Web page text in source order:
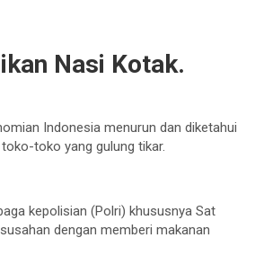
Nasi Kotak.
Indonesia menurun dan diketahui
toko yang gulung tikar.
kepolisian (Polri) khususnya Sat
dengan memberi makanan